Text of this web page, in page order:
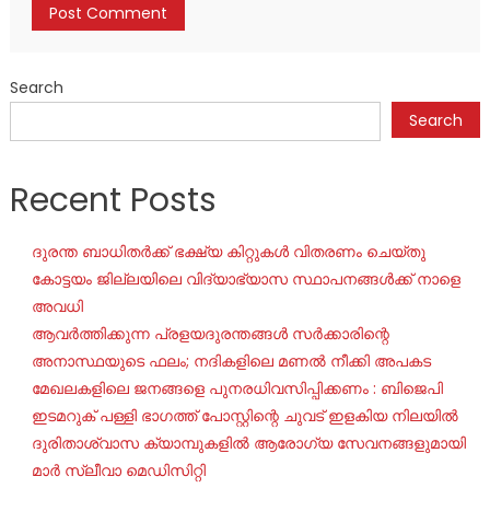
Search
Search
Recent Posts
ദുരന്ത ബാധിതർക്ക് ഭക്ഷ്യ കിറ്റുകൾ വിതരണം ചെയ്തു
കോട്ടയം ജില്ലയിലെ വിദ്യാഭ്യാസ സ്ഥാപനങ്ങൾക്ക് നാളെ
അവധി
ആവർത്തിക്കുന്ന പ്രളയദുരന്തങ്ങൾ സർക്കാരിന്റെ
അനാസ്ഥയുടെ ഫലം; നദികളിലെ മണൽ നീക്കി അപകട
മേഖലകളിലെ ജനങ്ങളെ പുനരധിവസിപ്പിക്കണം : ബിജെപി
ഇടമറുക് പള്ളി ഭാഗത്ത്‌ പോസ്റ്റിന്റെ ചുവട് ഇളകിയ നിലയിൽ
ദുരിതാശ്വാസ ക്യാമ്പുകളിൽ ആരോഗ്യ സേവനങ്ങളുമായി
മാർ സ്ലീവാ മെഡിസിറ്റി